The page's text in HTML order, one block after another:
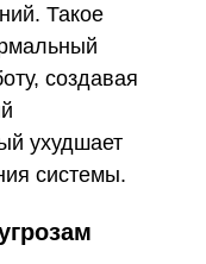
Такое
создавая
ухудшает
системы.